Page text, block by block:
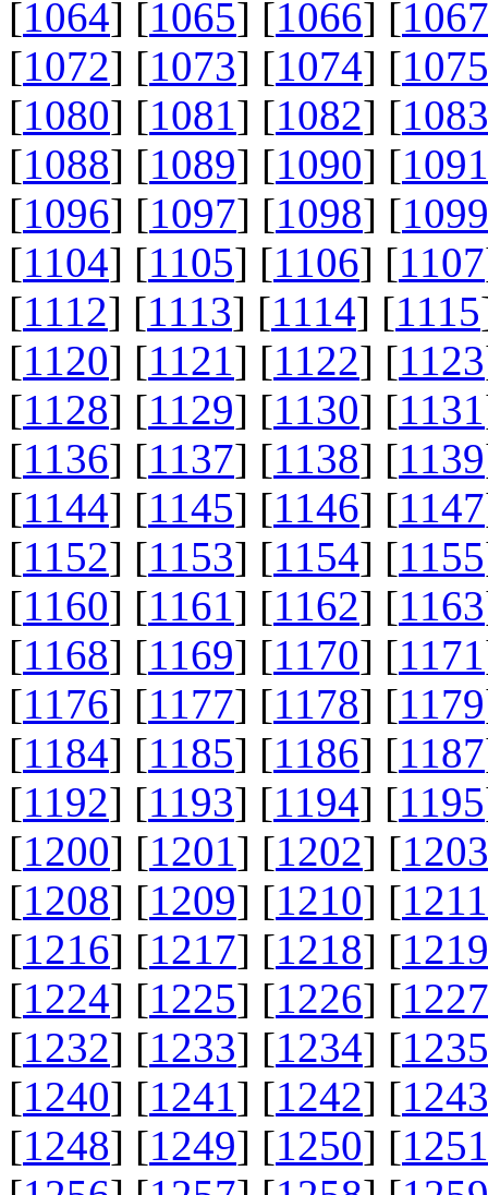
[1064] [1065] [1066] [1067
[1072] [1073] [1074] [1075
[1080] [1081] [1082] [1083
[1088] [1089] [1090] [1091
[1096] [1097] [1098] [1099
[1104] [1105] [1106] [1107
[1112] [1113] [1114] [1115
[1120] [1121] [1122] [1123
[1128] [1129] [1130] [1131
[1136] [1137] [1138] [1139
[1144] [1145] [1146] [1147
[1152] [1153] [1154] [1155
[1160] [1161] [1162] [1163
[1168] [1169] [1170] [1171
[1176] [1177] [1178] [1179
[1184] [1185] [1186] [1187
[1192] [1193] [1194] [1195
[1200] [1201] [1202] [1203
[1208] [1209] [1210] [1211
[1216] [1217] [1218] [1219
[1224] [1225] [1226] [1227
[1232] [1233] [1234] [1235
[1240] [1241] [1242] [1243
[1248] [1249] [1250] [1251